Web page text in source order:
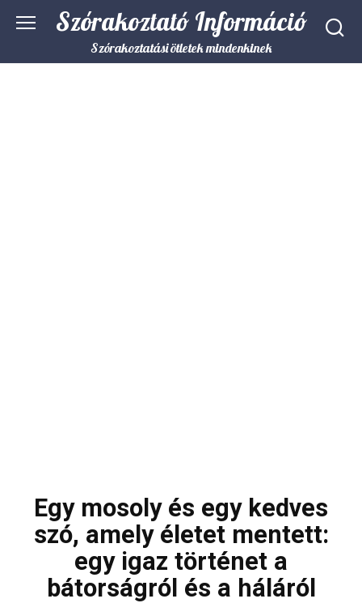
Szórakoztató Információ
Szórakoztatási ötletek mindenkinek
Egy mosoly és egy kedves
szó, amely életet mentett:
egy igaz történet a
bátorságról és a háláról